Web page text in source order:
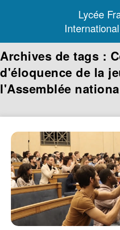
Lycée
Archives de tags :
d'éloquence de la
l'Assemblée